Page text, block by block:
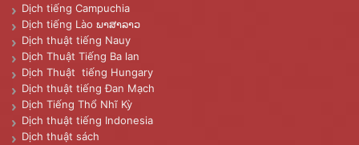
Dịch tiếng Campuchia
Dịch tiếng Lào ພາສາລາວ
Dịch thuật tiếng Nauy
Dịch Thuật Tiếng Ba lan
Dịch Thuật tiếng Hungary
Dịch thuật tiếng Đan Mạch
Dịch Tiếng Thổ Nhĩ Kỳ
Dịch thuật tiếng Indonesia
Dịch thuật sách